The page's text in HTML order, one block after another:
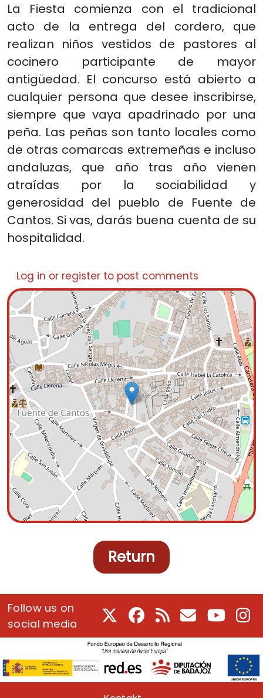
La Fiesta comienza con el tradicional
acto de la entrega del cordero, que
realizan niños vestidos de pastores al
cocinero participante de mayor
antigüedad. El concurso está abierto a
cualquier persona que desee inscribirse,
siempre que vaya apadrinado por una
peña. Las peñas son tanto locales como
de otras comarcas extremeñas e incluso
andaluzas, que año tras año vienen
atraídas por la sociabilidad y
generosidad del pueblo de Fuente de
Cantos. Si vas, darás buena cuenta de su
hospitalidad.
Log in or register to post comments
Return
Follow us on
social media
Facebook
RSS E-Mail Youtube
Pie de página